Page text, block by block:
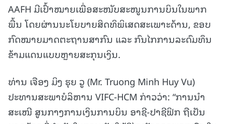
AAFH ມີເປົ້າໝາຍເພື່ອສະໜັບສະໜູນການບິນໃນພາກ
ພື້ນ ໂດຍຜ່ານນະໂຍບາຍສິດທິພິເສດສະເພາະດ້ານ, ຂອບ
ກົດໝາຍມາດຕະຖານສາກົນ ແລະ ກົນໄກການລະດົມທຶນ
ຂ້າມແດນແບບຫຼາຍສະກຸນເງິນ.
ທ່ານ ເຈືອງ ມິງ ຮຸຍ ວູ (Mr. Truong Minh Huy Vu)
ປະທານສະພາບໍລິຫານ VIFC-HCM ກ່າວວ່າ: “ການນຳ
ສະເໜີ ສູນກາງການເງິນການບິນ ອາຊີ-ປາຊີຟິກ ຖືເປັນ